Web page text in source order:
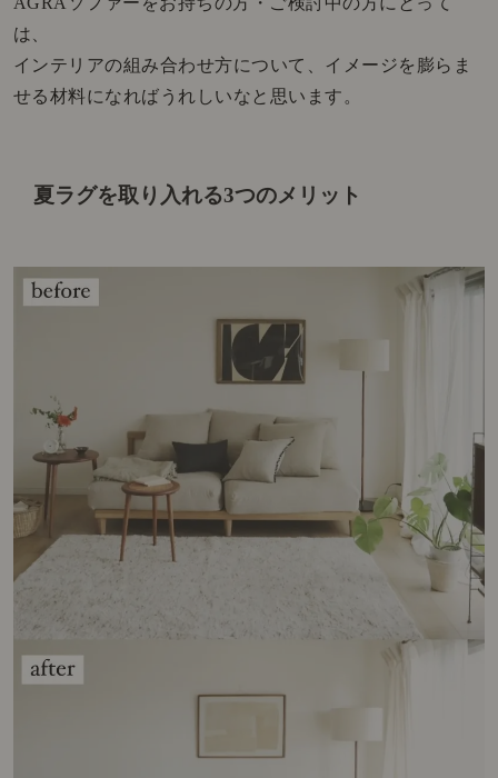
は、
インテリアの組み合わせ方について、イメージを膨らま
せる材料になればうれしいなと思います。
夏ラグを取り入れる3つのメリット